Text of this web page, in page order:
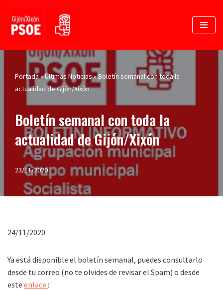
Saltar
contenido
Portada»Últimas Noticias»Boletín semanal con toda la
actualidad de Gijón/Xixón
Boletín semanal con toda la
actualidad de Gijón/Xixón
23/11/2020
24/11/2020
Ya está disponible el boletín semanal, puedes consultarlo
desde tu correo (no te olvides de revisar el Spam) o desde
este enlace :